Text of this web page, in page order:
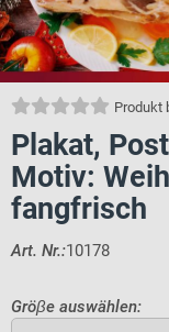
Produkt
Plakat,
Motiv:
fangfrisch
Art. Nr.:10178
Gröβe auswählen: